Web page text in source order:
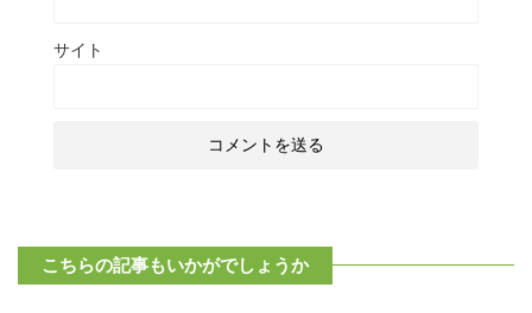
サイト
こちらの記事もいかがでしょうか